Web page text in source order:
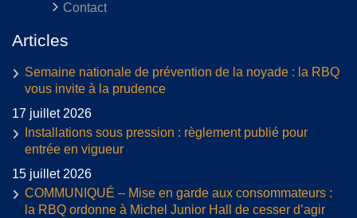
Contact
Articles
Semaine nationale de prévention de la noyade : la RBQ
vous invite à la prudence
17 juillet 2026
Installations sous pression : règlement publié pour
entrée en vigueur
15 juillet 2026
COMMUNIQUÉ – Mise en garde aux consommateurs :
la RBQ ordonne à Michel Junior Hall de cesser d’agir